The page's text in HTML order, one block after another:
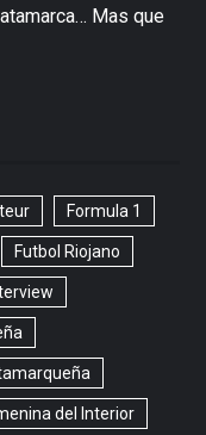
Mas que
Formula 1
Futbol Riojano
del Interior